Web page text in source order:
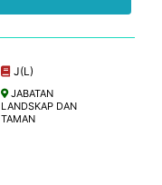
J(L)
JABATAN
LANDSKAP DAN
TAMAN